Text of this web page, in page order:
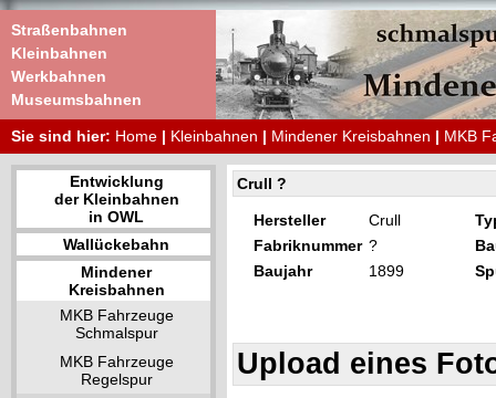
Straßenbahnen
Kleinbahnen
Werkbahnen
Museumsbahnen
Sie sind hier: Home | Kleinbahnen | Mindener Kreisbahnen | MKB
Entwicklung
der Kleinbahnen
in OWL
Wallückebahn
Mindener
Kreisbahnen
MKB Fahrzeuge
Schmalspur
MKB Fahrzeuge
Regelspur
Crull ?
Hersteller Crull
Fabriknummer ?
Baujahr
1899
Upload eines